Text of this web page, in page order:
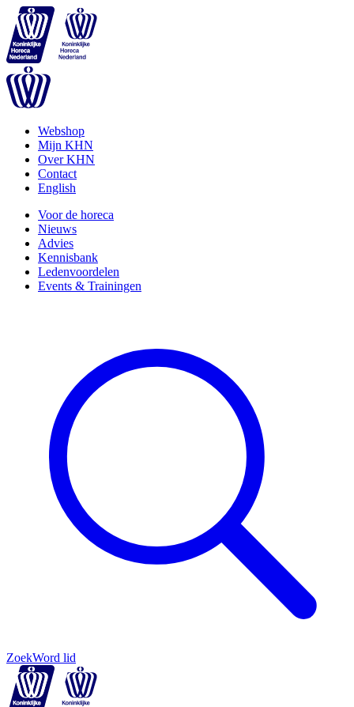
Webshop
Mijn KHN
Over KHN
Contact
English
Voor de horeca
Nieuws
Advies
Kennisbank
Ledenvoordelen
Events & Trainingen
ZoekWord lid